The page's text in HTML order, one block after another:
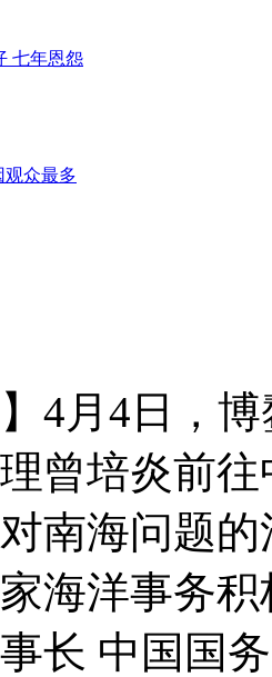
七年恩怨
观众最多
情弹唱
记录全程
月4日，博
曾培炎前
南海问题
海洋事务
长 中国国